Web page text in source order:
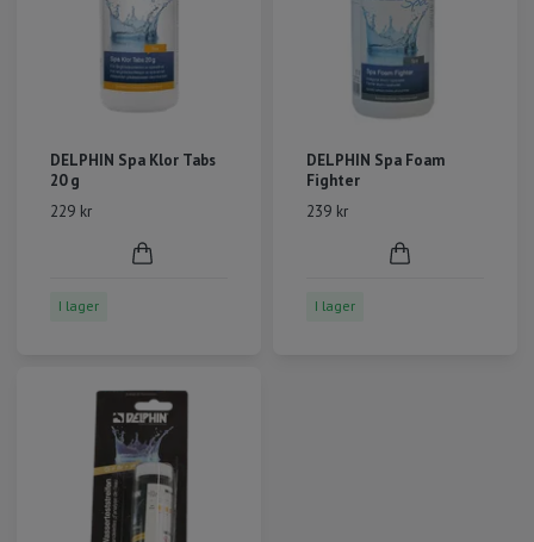
DELPHIN Spa Klor Tabs
20 g
229 kr
I lager
DELPHIN Spa Foam
Fighter
239 kr
I lager